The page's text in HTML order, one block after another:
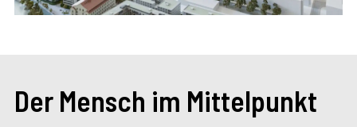
Der Mensch im Mittelpunkt